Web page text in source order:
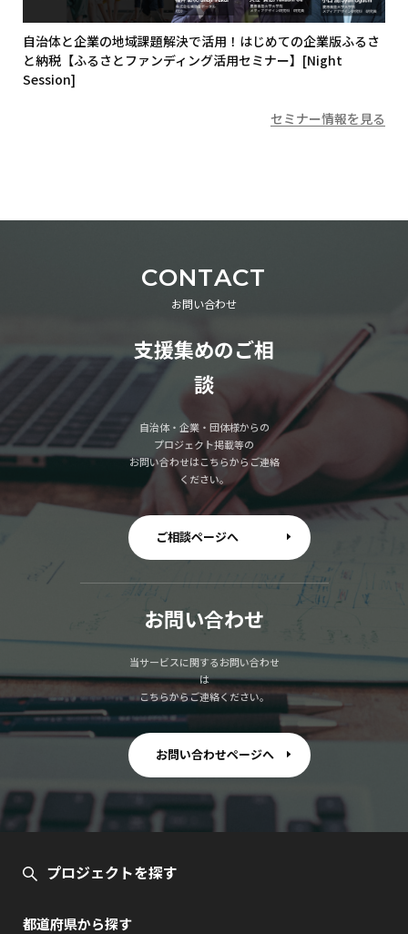
自治体と企業の地域課題解決で活用！はじめての企業版ふるさ
と納税【ふるさとファンディング活用セミナー】[Night
Session]
セミナー情報を見る
CONTACT
お問い合わせ
支援集めのご相
談
自治体・企業・団体様からの
プロジェクト掲載等の
お問い合わせはこちらからご連絡
ください。
ご相談ページへ
お問い合わせ
当サービスに関するお問い合わせ
は
こちらからご連絡ください。
お問い合わせページへ
プロジェクトを探す
都道府県から探す